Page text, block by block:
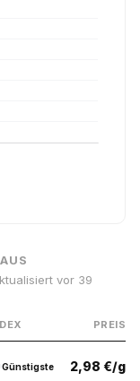
vor 39
PREIS
Günstigste 2,98 €/g